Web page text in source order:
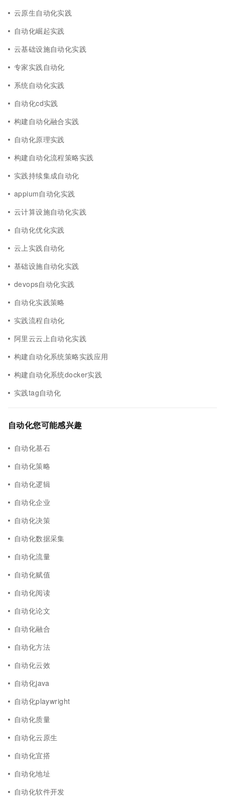
云原生自动化实践
自动化崛起实践
云基础设施自动化实践
专家实践自动化
系统自动化实践
自动化cd实践
构建自动化融合实践
自动化原理实践
构建自动化流程策略实践
实践持续集成自动化
appium自动化实践
云计算设施自动化实践
自动化优化实践
云上实践自动化
基础设施自动化实践
devops自动化实践
自动化实践策略
实践流程自动化
阿里云云上自动化实践
构建自动化系统策略实践应用
构建自动化系统docker实践
实践tag自动化
自动化您可能感兴趣
自动化基石
自动化策略
自动化逻辑
自动化企业
自动化决策
自动化数据采集
自动化流量
自动化赋值
自动化阅读
自动化论文
自动化融合
自动化方法
自动化云效
自动化java
自动化playwright
自动化质量
自动化云原生
自动化宜搭
自动化地址
自动化软件开发